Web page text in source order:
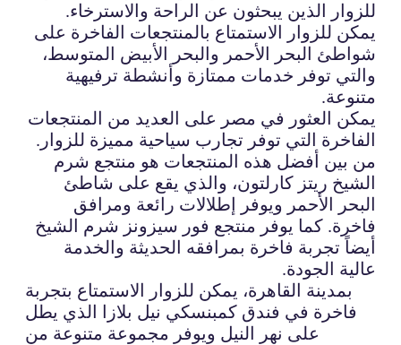
للزوار الذين يبحثون عن الراحة والاسترخاء.
يمكن للزوار الاستمتاع بالمنتجعات الفاخرة على
شواطئ البحر الأحمر والبحر الأبيض المتوسط،
والتي توفر خدمات ممتازة وأنشطة ترفيهية
متنوعة.
يمكن العثور في مصر على العديد من المنتجعات
الفاخرة التي توفر تجارب سياحية مميزة للزوار.
من بين أفضل هذه المنتجعات هو منتجع شرم
الشيخ ريتز كارلتون، والذي يقع على شاطئ
البحر الأحمر ويوفر إطلالات رائعة ومرافق
فاخرة. كما يوفر منتجع فور سيزونز شرم الشيخ
أيضاً تجربة فاخرة بمرافقه الحديثة والخدمة
عالية الجودة.
بمدينة القاهرة، يمكن للزوار الاستمتاع بتجربة
فاخرة في فندق كمبنسكي نيل بلازا الذي يطل
على نهر النيل ويوفر مجموعة متنوعة من